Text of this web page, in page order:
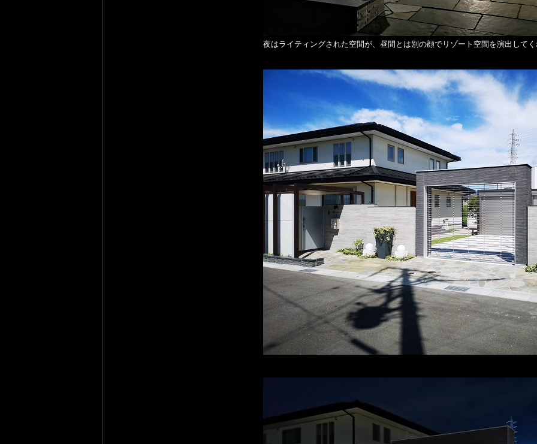
夜はライティングされた空間が、昼間とは別の顔でリゾート空間を演出して